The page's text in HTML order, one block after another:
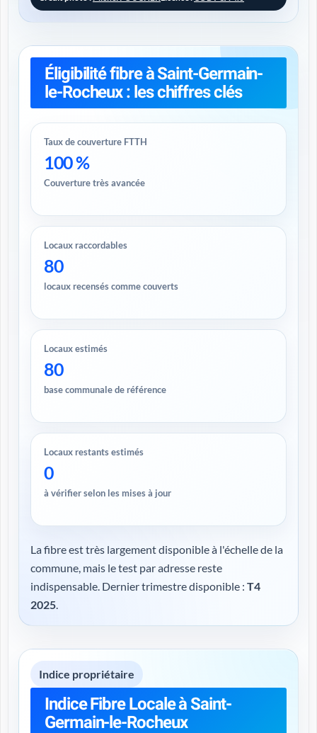
Éligibilité fibre à Saint-Germain-
le-Rocheux : les chiffres clés
Taux de couverture FTTH
100 %
Couverture très avancée
Locaux raccordables
80
locaux recensés comme couverts
Locaux estimés
80
base communale de référence
Locaux restants estimés
0
à vérifier selon les mises à jour
La fibre est très largement disponible à l'échelle de la
commune, mais le test par adresse reste
indispensable. Dernier trimestre disponible : T4
2025.
Indice propriétaire
Indice Fibre Locale à Saint-
Germain-le-Rocheux